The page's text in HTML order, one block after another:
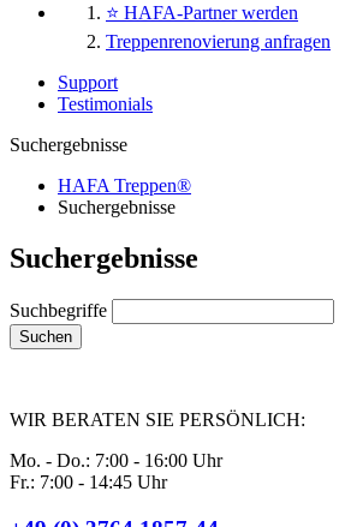
⭐ HAFA-Partner werden
Treppenrenovierung anfragen
Support
Testimonials
Suchergebnisse
HAFA Treppen®
Suchergebnisse
Suchergebnisse
Suchbegriffe
Suchen
WIR BERATEN SIE PERSÖNLICH:
Mo. - Do.: 7:00 - 16:00 Uhr
Fr.: 7:00 - 14:45 Uhr